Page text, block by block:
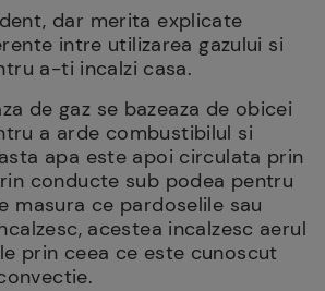
dar merita explicate
intre utilizarea gazului si
a-ti incalzi casa.
de gaz se bazeaza de obicei
a arde combustibilul si
apa este apoi circulata prin
conducte sub podea pentru
masura ce pardoselile sau
acestea incalzesc aerul
prin ceea ce este cunoscut